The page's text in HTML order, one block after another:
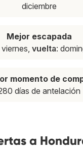
diciembre
Mejor escapada
viernes, vuelta:
momento de
días de antelación
a